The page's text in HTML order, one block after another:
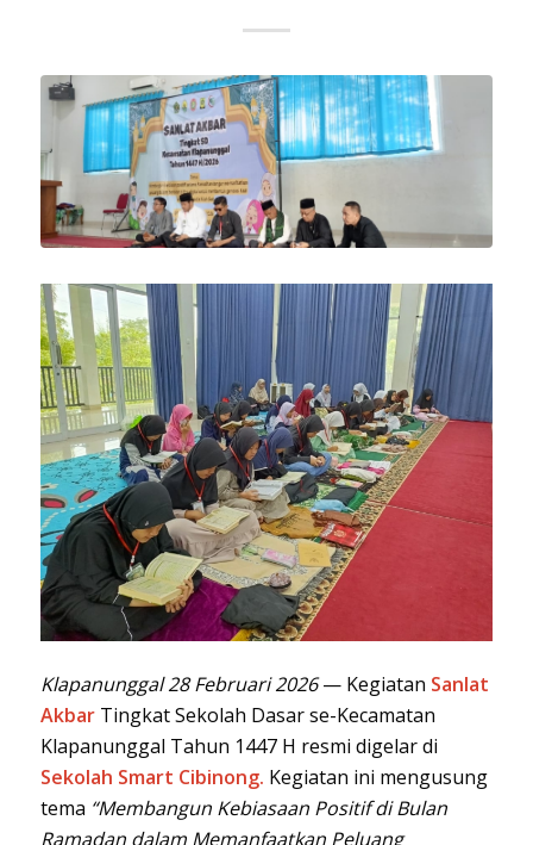
Klapanunggal 28 Februari 2026— Kegiatan Sanlat
AkbarTingkat Sekolah Dasar se-Kecamatan
Klapanunggal Tahun 1447 H resmi digelar di
Sekolah Smart Cibinong. Kegiatan ini mengusung
tema “Membangun Kebiasaan Positif di Bulan
Ramadan dalam Memanfaatkan Peluang